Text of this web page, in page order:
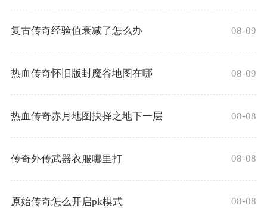
复古传奇经验值衰减了怎么办 08-09
热血传奇怀旧版封魔谷地图在哪 08-09
热血传奇赤月地图抉择之地下一层 08-08
传奇外传武器衣服哪里打 08-08
原始传奇怎么开启pk模式 08-08